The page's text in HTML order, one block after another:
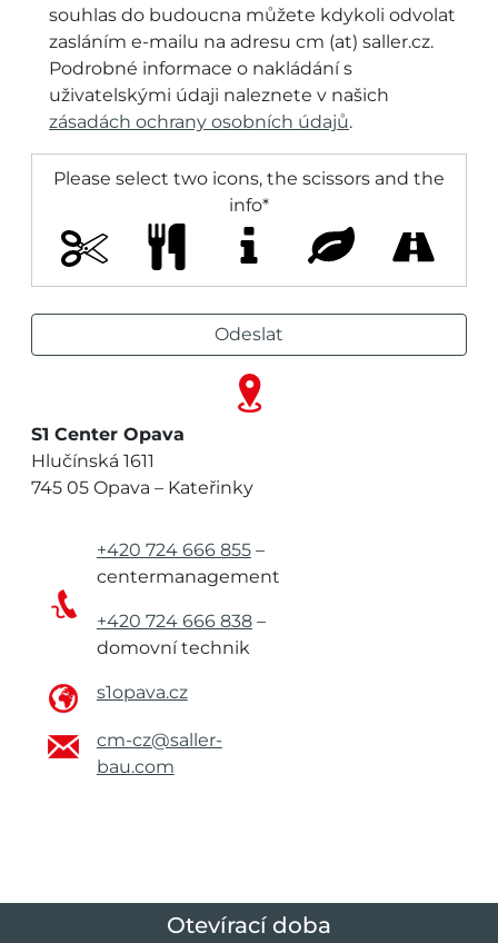
souhlas do budoucna můžete kdykoli odvolat
zasláním e-mailu na adresu cm (at) saller.cz.
Podrobné informace o nakládání s
uživatelskými údaji naleznete v našich
zásadách ochrany osobních údajů.
Please select two icons, the scissors and the
info*
S1 Center Opava
Hlučínská 1611
745 05 Opava – Kateřinky
+420 724 666 855–
centermanagement
+420 724 666 838–
domovní technik
s1opava.cz
cm-cz@saller-
bau.com
Otevírací doba